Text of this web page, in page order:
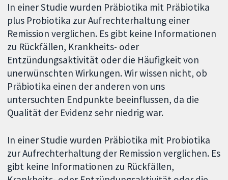
In einer Studie wurden Präbiotika mit Präbiotika
plus Probiotika zur Aufrechterhaltung einer
Remission verglichen. Es gibt keine Informationen
zu Rückfällen, Krankheits- oder
Entzündungsaktivität oder die Häufigkeit von
unerwünschten Wirkungen. Wir wissen nicht, ob
Präbiotika einen der anderen von uns
untersuchten Endpunkte beeinflussen, da die
Qualität der Evidenz sehr niedrig war.
In einer Studie wurden Präbiotika mit Probiotika
zur Aufrechterhaltung der Remission verglichen. Es
gibt keine Informationen zu Rückfällen,